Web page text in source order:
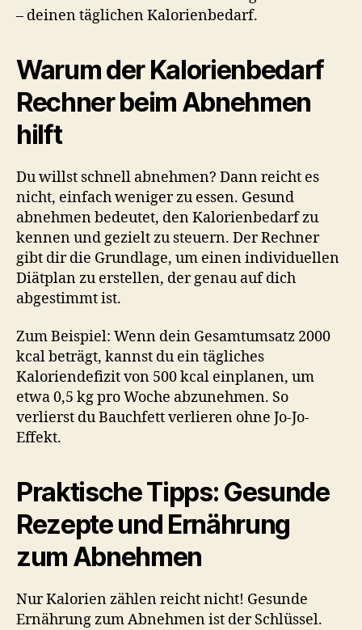
– deinen täglichen Kalorienbedarf.
Warum der Kalorienbedarf
Rechner beim Abnehmen
hilft
Du willst schnell abnehmen? Dann reicht es
nicht, einfach weniger zu essen. Gesund
abnehmen bedeutet, den Kalorienbedarf zu
kennen und gezielt zu steuern. Der Rechner
gibt dir die Grundlage, um einen individuellen
Diätplan zu erstellen, der genau auf dich
abgestimmt ist.
Zum Beispiel: Wenn dein Gesamtumsatz 2000
kcal beträgt, kannst du ein tägliches
Kaloriendefizit von 500 kcal einplanen, um
etwa 0,5 kg pro Woche abzunehmen. So
verlierst du Bauchfett verlieren ohne Jo-Jo-
Effekt.
Praktische Tipps: Gesunde
Rezepte und Ernährung
zum Abnehmen
Nur Kalorien zählen reicht nicht! Gesunde
Ernährung zum Abnehmen ist der Schlüssel.